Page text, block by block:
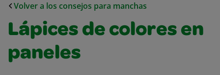
Volver a los consejos para manchas
Lápices de colores en
paneles